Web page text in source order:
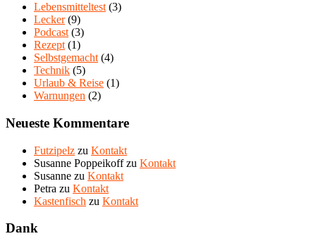
Lebensmitteltest (3)
Lecker(9)
Podcast (3)
Rezept (1)
Selbstgemacht (4)
Technik (5)
Urlaub & Reise (1)
Warnungen (2)
Neueste Kommentare
Futzipelz zu Kontakt
Susanne Poppeikoffzu Kontakt
Susanne zu Kontakt
Petra zu Kontakt
Kastenfisch zu Kontakt
Dank